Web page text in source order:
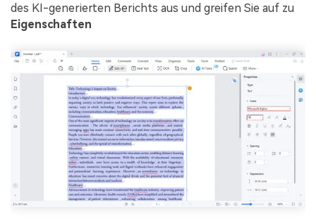
des KI-generierten Berichts aus und greifen Sie auf zu
Eigenschaften